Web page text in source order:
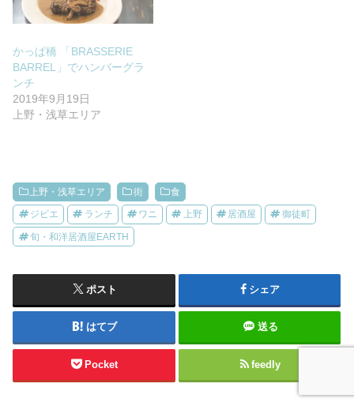
かっぱ橋 「BRASSERIE
BARREL」でハンバーグラ
ンチ
2019年9月19日
上野・浅草エリア
上野・浅草エリア 街 食
ジビエ ランチ ワニ 上野 居酒屋 御徒町
旬・和洋居酒屋EARTH
ポスト シェア
はてブ 送る
Pocket feedly